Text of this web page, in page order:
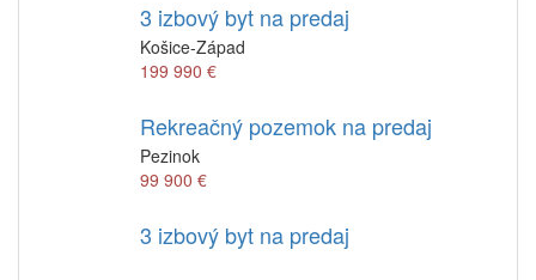
3 izbový byt na predaj
Košice-Západ
199 990 €
Rekreačný pozemok na predaj
Pezinok
99 900 €
3 izbový byt na predaj